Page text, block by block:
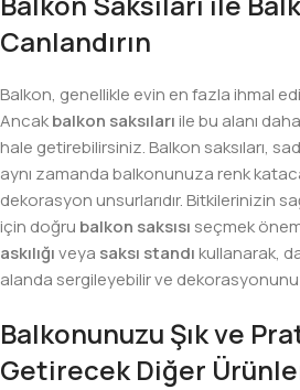
Canlandırın
Balkon, genellikle evin en fazla ihmal
Ancakbalkon saksılarıile bu alanı
hale getirebilirsiniz. Balkon saksıları,
aynı zamanda balkonunuza renk
dekorasyon unsurlarıdır. Bitkilerinizin
için doğru balkon saksısı seçmek
askılığıveya saksı standıkullanarak,
alanda sergileyebilir ve
Balkonunuzu Şık ve
Getirecek Diğer